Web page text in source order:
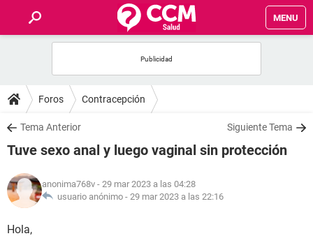
MENU
FOROS
SALUD
NUTRICIÓN
BIENESTAR
Foros Contracepción
Tema Anterior Siguiente Tema
Tuve sexo anal y luego vaginal sin protección
anonima768v - 29 mar 2023 a las 04:28
usuario anónimo - 29 mar 2023 a las 22:16
Hola,